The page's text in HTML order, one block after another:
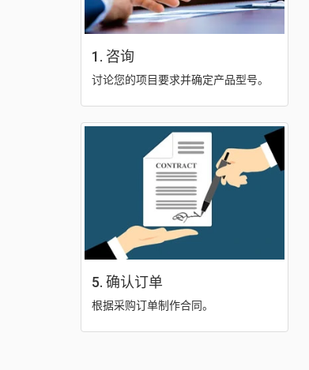
1. 咨询
讨论您的项目要求并确定产品型号。
5. 确认订单
根据采购订单制作合同。